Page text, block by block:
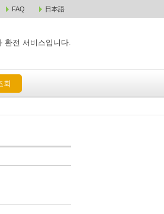
FAQ 日本語
환전 서비스입니다.
회
거래조회